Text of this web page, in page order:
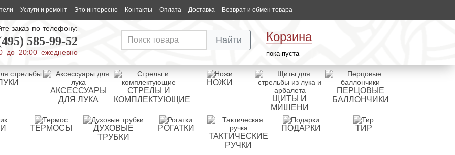
Услуги и ремонт Это интересно Контакты Оплата Доставка Возврат и обмен товара
заказ по телефону:
585-99-52
до 20:00 ежедневно
Корзина
пока пуста
Найти
АКСЕССУАРЫ
ДЛЯ ЛУКА
СТРЕЛЫ И
КОМПЛЕКТУЮЩИЕ
НОЖИ
ЩИТЫ И
МИШЕНИ
ПЕРЦОВЫЕ
БАЛЛОНЧИКИ
ТЕРМОСЫ
ДУХОВЫЕ
ТРУБКИ
РОГАТКИ
ТАКТИЧЕСКИЕ
РУЧКИ
ПОДАРКИ ТИР